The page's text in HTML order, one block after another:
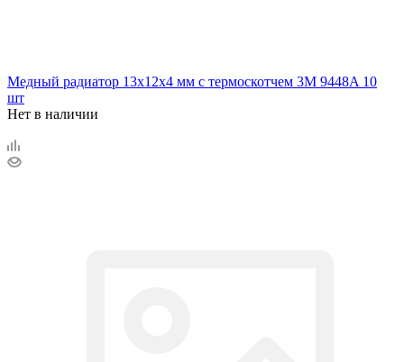
Медный радиатор 13х12х4 мм с термоскотчем 3M 9448A 10
шт
Нет в наличии